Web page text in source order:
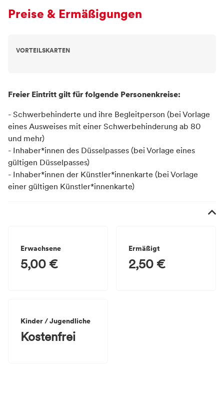
Preise & Ermäßigungen
VORTEILSKARTEN
Freier Eintritt gilt für folgende Personenkreise:
- Schwerbehinderte und ihre Begleitperson (bei Vorlage
eines Ausweises mit einer Schwerbehinderung ab 80
und mehr)
- Inhaber*innen des Düsselpasses (bei Vorlage eines
gültigen Düsselpasses)
- Inhaber*innen der Künstler*innenkarte (bei Vorlage
einer gültigen Künstler*innenkarte)
Erwachsene
5,00 €
Ermäßigt
2,50 €
Kinder / Jugendliche
Kostenfrei